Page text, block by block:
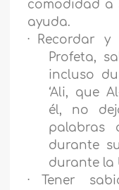
comodidad a
ayuda.
·
Recordar
Profeta,
incluso
‘Ali, que
él, no
palabras
durante
durante la
·
Tener